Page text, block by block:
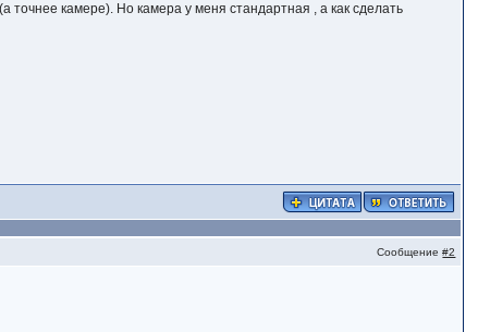
точнее камере). Но камера у меня стандартная , а как сделать
Сообщение#2